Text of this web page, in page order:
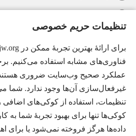
تنظیمات حریم خصوصی
فناوری‌های مشابه استفاده می‌کنیم.
عملکرد صحیح وب‌سایت ضروری
غیرفعال‌سازی آن‌ها وجود ندارد. شما
تنظیمات، استفاده از کوکی‌های اضافی را
کوکی‌ها تنها برای بهبود تجربهٔ شما به
داده‌ها هرگز فروخته نمی‌شود یا برای
(پنجره‌ای
جدید
می‌شود)
کتابخانهٔ آنلاین نشریات شاهدان یَهُوَه
(پنجره‌ای
جدید
می‌شود)
JW Hub
®
(پنجره‌ای
باز
می‌شود)
®
JW Library